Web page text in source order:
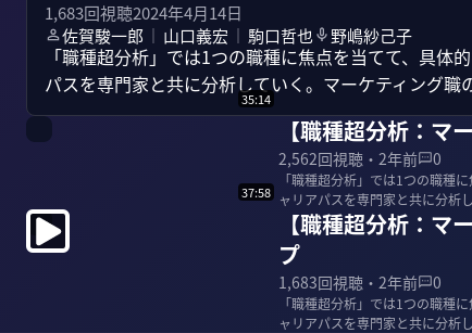
1,683回視聴2024年4月14日
佐賀駿一郎 ｜ 山口義宏 ｜ 駒口哲也 野嶋紗己子
「職種超分析」では1つの職種に焦点を当てて、具
パスを専門家と共に分析していく。マーケティング職
35:14
【職種超分析：
2,562回視聴・ 2年前 0
「職種超分析」では1つの職種
ャリアパスを専門家と共に分析
＜目次＞ 0...
37:58
【職種超分析：マ
プ
1,683回視聴・ 2年前 0
「職種超分析」では1つの職種
ャリアパスを専門家と共に分析